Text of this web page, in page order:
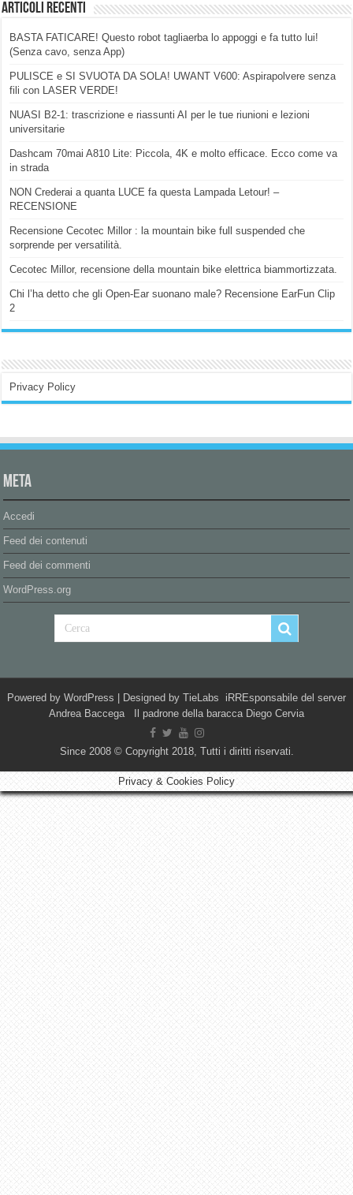
Articoli Recenti
BASTA FATICARE! Questo robot tagliaerba lo appoggi e fa tutto lui!
(Senza cavo, senza App)
PULISCE e SI SVUOTA DA SOLA! UWANT V600: Aspirapolvere senza
fili con LASER VERDE!
NUASI B2-1: trascrizione e riassunti AI per le tue riunioni e lezioni
universitarie
Dashcam 70mai A810 Lite: Piccola, 4K e molto efficace. Ecco come va
in strada
NON Crederai a quanta LUCE fa questa Lampada Letour! –
RECENSIONE
Recensione Cecotec Millor : la mountain bike full suspended che
sorprende per versatilità.
Cecotec Millor, recensione della mountain bike elettrica biammortizzata.
Chi l’ha detto che gli Open-Ear suonano male? Recensione EarFun Clip
2
Privacy Policy
Meta
Accedi
Feed dei contenuti
Feed dei commenti
WordPress.org
Powered by WordPress | Designed by TieLabs iRREsponsabile del server
Andrea Baccega Il padrone della baracca Diego Cervia
Since 2008 © Copyright 2018, Tutti i diritti riservati.
Privacy & Cookies Policy